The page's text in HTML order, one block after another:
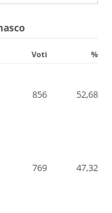
Voti %
856 52,68
769 47,32